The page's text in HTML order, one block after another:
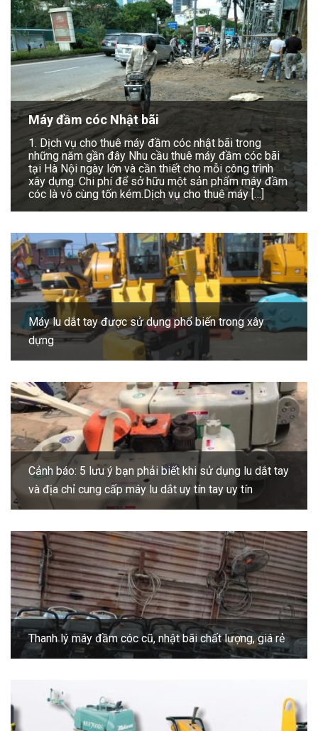
Máy đầm cóc Nhật bãi
1. Dịch vụ cho thuê máy đầm cóc nhật bãi trong
những năm gần đây Nhu cầu thuê máy đầm cóc bãi
tại Hà Nội ngày lớn và cần thiết cho mỗi công trình
xây dựng. Chi phí để sở hữu một sản phẩm máy đầm
cóc là vô cùng tốn kém.Dịch vụ cho thuê máy […]
Máy lu dắt tay được sử dụng phổ biến trong xây
dựng
Cảnh báo: 5 lưu ý bạn phải biết khi sử dụng lu dắt tay
và địa chỉ cung cấp máy lu dắt uy tín tay uy tín
Thanh lý máy đầm cóc cũ, nhật bãi chất lượng, giá rẻ